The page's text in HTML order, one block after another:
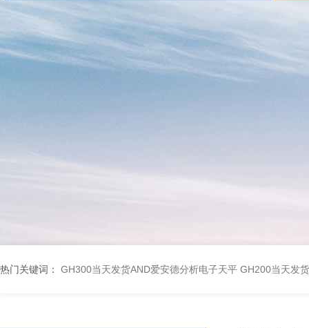
热门关键词： GH300当天发货AND爱安德分析电子天平 GH200当天发